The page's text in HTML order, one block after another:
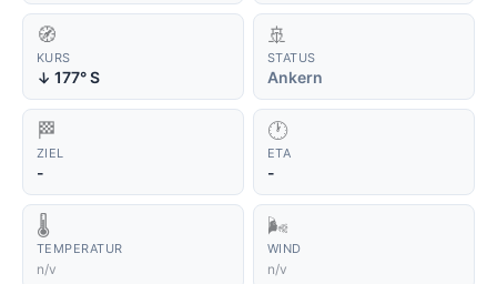
🧭
KURS
↑ 177° S
🚢
STATUS
Ankern
🏁
ZIEL
-
🕐
ETA
-
🌡️
TEMPERATUR
n/v
🌬️
WIND
n/v